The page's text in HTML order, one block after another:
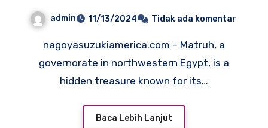
admin 11/13/2024 Tidak ada komentar
nagoyasuzukiamerica.com – Matruh, a
governorate in northwestern Egypt, is a
hidden treasure known for its…
Baca Lebih Lanjut